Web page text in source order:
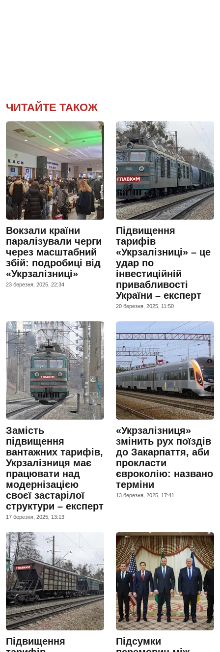
ЧИТАЙТЕ ТАКОЖ
Вокзали країни
паралізували черги
через масштабний
збій: подробиці від
«Укрзалізниці»
23 березня, 2025, 22:34
Підвищення
тарифів
«Укрзалізниці» – це
удар по
інвестиційній
привабливості
України – експерт
20 березня, 2025, 11:50
Замість
підвищення
вантажних тарифів,
Укрзалізниця має
працювати над
модернізацією
своєї застарілої
структури – експерт
17 березня, 2025, 13:13
«Укрзалізниця»
змінить рух поїздів
до Закарпаття, аби
прокласти
євроколію: названо
терміни
13 березня, 2025, 17:41
Підвищення
Підсумки